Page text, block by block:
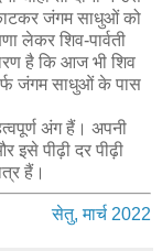
जंगम साधुओं को
लेकर शिव-पार्वती
है कि आज भी शिव
जंगम साधुओं के पास
अंग हैं। अपनी
इसे पीढ़ी दर पीढ़ी
हैं।
सेतु, मार्च 2022